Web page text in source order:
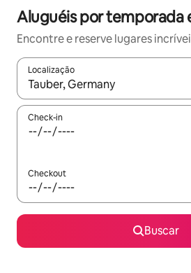
Aluguéis por temporada
Encontre e reserve lugares
Localização
Quando os resultados estiverem
Check-in
Checkout
Buscar